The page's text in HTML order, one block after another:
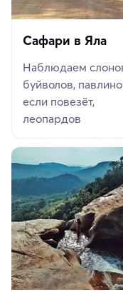
Сафари в Яла
Наблюдаем
буйволов,
если повезёт,
леопардов